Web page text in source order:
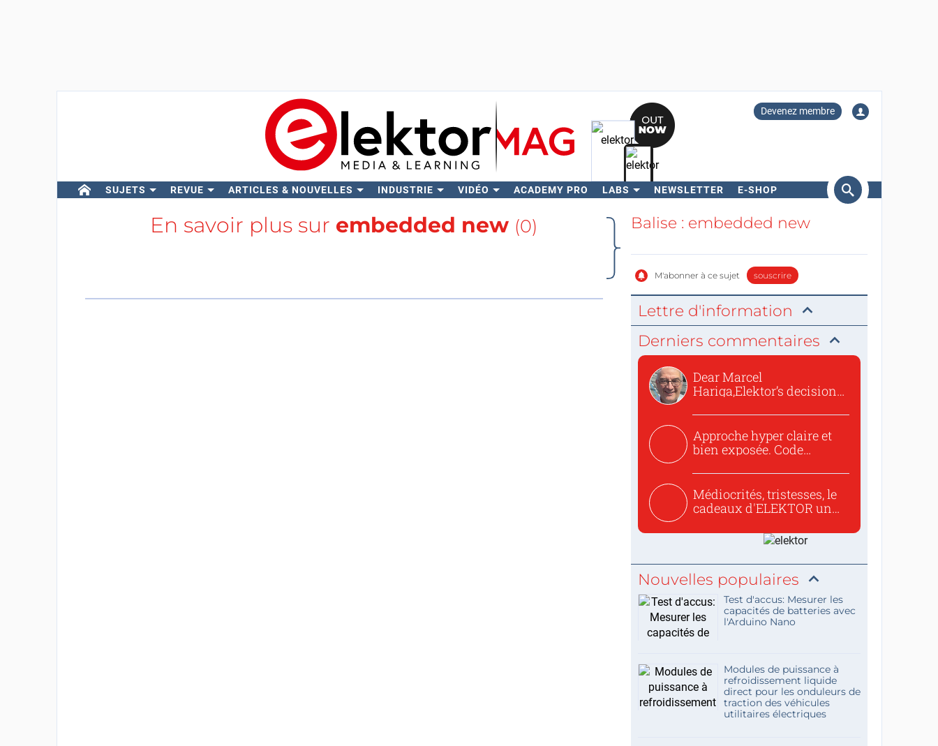
Devenez membre
SUJETS REVUE ARTICLES & NOUVELLES INDUSTRIE VIDÉO ACADEMY PRO LABS NEWSLETTER E-SHOP
Rechercher
En savoir plus sur embedded new (0) Balise : embedded new
M'abonner à ce sujet souscrire
Lettre d'information
Derniers commentaires
Dear Marcel
Hariga,Elektor’s decision
Approche hyper claire et
bien exposée. Code
Médiocrités, tristesses, le
cadeaux d'ELEKTOR un
Nouvelles populaires
Test d'accus: Mesurer les
capacités de batteries avec
l'Arduino Nano
Modules de puissance à
refroidissement liquide
direct pour les onduleurs de
traction des véhicules
utilitaires électriques